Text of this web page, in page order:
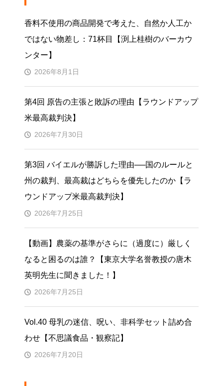
香料不使用の商品開発で考えた、自然か人工か
ではない物差し：71杯目【渕上桂樹のバーカウ
ンター】
2026年8月1日
第4回 原告の主張と敗訴の理由【ラウンドアップ
米最高裁判決】
2026年7月30日
第3回 バイエルが勝訴した理由──国のルールと
州の裁判、最高裁はどちらを優先したのか【ラ
ウンドアップ米最高裁判決】
2026年7月25日
【動画】農薬の基準がさらに（過度に）厳しく
なると困るのは誰？【東京大学名誉教授の唐木
英明先生に聞きました！】
2026年7月25日
Vol.40 母乳の迷信、呪い、非科学セット詰め合
わせ【不思議食品・観察記】
2026年7月20日